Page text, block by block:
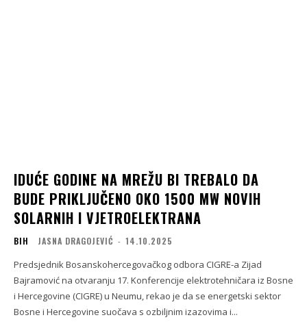
IDUĆE GODINE NA MREŽU BI TREBALO DA
BUDE PRIKLJUČENO OKO 1500 MW NOVIH
SOLARNIH I VJETROELEKTRANA
BIH JASNA DRAGOJEVIĆ - 14.10.2025
Predsjednik Bosanskohercegovačkog odbora CIGRE-a Zijad
Bajramović na otvaranju 17. Konferencije elektrotehničara iz Bosne
i Hercegovine (CIGRE) u Neumu, rekao je da se energetski sektor
Bosne i Hercegovine suočava s ozbiljnim izazovima i...